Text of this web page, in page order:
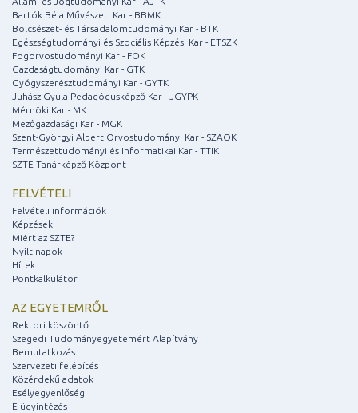
Bartók Béla Művészeti Kar - BBMK
Bölcsészet- és Társadalomtudományi Kar - BTK
Egészségtudományi és Szociális Képzési Kar - ETSZK
Fogorvostudományi Kar - FOK
Gazdaságtudományi Kar - GTK
Gyógyszerésztudományi Kar - GYTK
Juhász Gyula Pedagógusképző Kar - JGYPK
Mérnöki Kar - MK
Mezőgazdasági Kar - MGK
Szent-Györgyi Albert Orvostudományi Kar - SZAOK
Természettudományi és Informatikai Kar - TTIK
SZTE Tanárképző Központ
FELVÉTELI
Felvételi információk
Képzések
Miért az SZTE?
Nyílt napok
Hírek
Pontkalkulátor
AZ EGYETEMRŐL
Rektori köszöntő
Szegedi Tudományegyetemért Alapítvány
Bemutatkozás
Szervezeti felépítés
Közérdekű adatok
Esélyegyenlőség
E-ügyintézés